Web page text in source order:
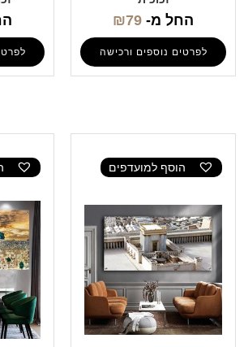
החל מ- ₪79
לפרטים נוספים ורכישה
הוסף למועדפים